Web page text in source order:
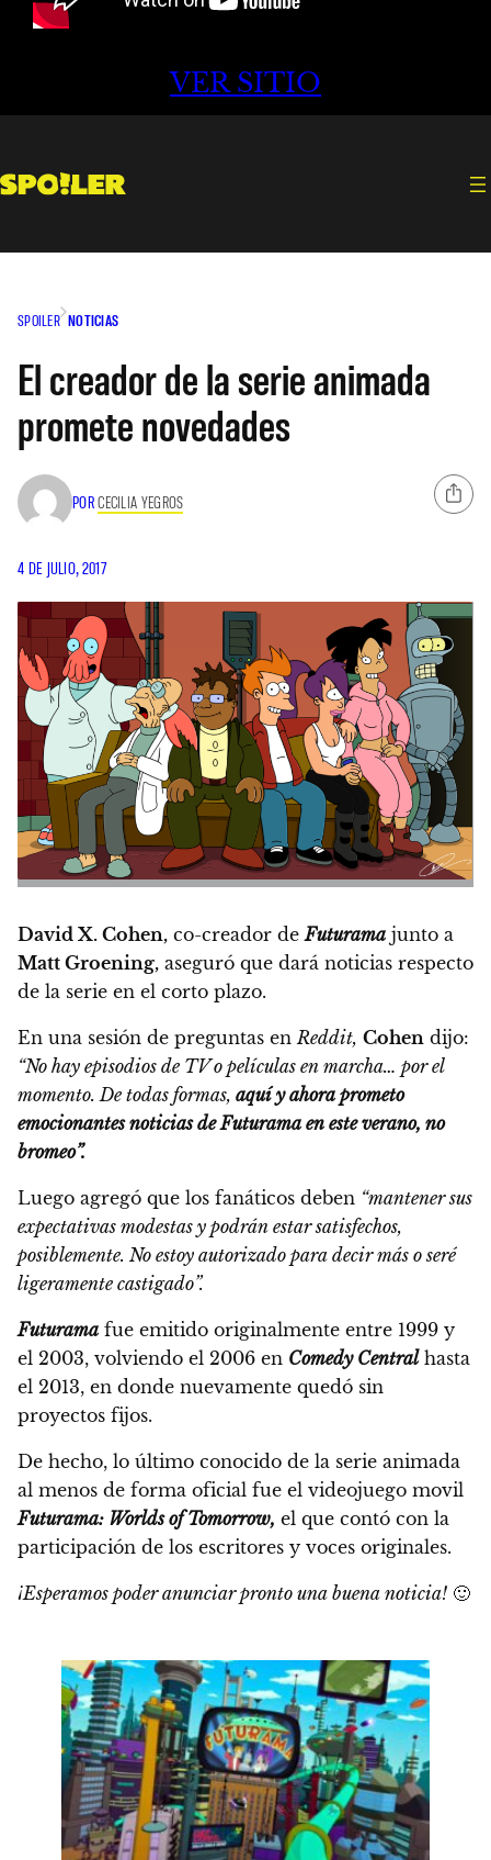
VER SITIO
SPOILER NOTICIAS
El creador de la serie animada
promete novedades
PORCECILIA YEGROS
4 DE JULIO, 2017
David X. Cohen, co-creador deFuturama junto a
Matt Groening, aseguró que dará noticias respecto
de la serie en el corto plazo.
En una sesión de preguntas en Reddit, Cohen dijo:
“No hay episodios de TV o películas en marcha… por el
momento. De todas formas, aquí y ahora prometo
emocionantes noticias de Futurama en este verano, no
bromeo”.
Luego agregó que los fanáticos deben “mantener sus
expectativas modestas y podrán estar satisfechos,
posiblemente. No estoy autorizado para decir más o seré
ligeramente castigado”.
Futurama fue emitido originalmente entre 1999 y
el 2003, volviendo el 2006 en Comedy Centralhasta
el 2013, en donde nuevamente quedó sin
proyectos fijos.
De hecho, lo último conocido de la serie animada
al menos de forma oficial fue el videojuego movil
Futurama: Worlds of Tomorrow, el que contó con la
participación de los escritores y voces originales.
¡Esperamos poder anunciar pronto una buena noticia! 🙂